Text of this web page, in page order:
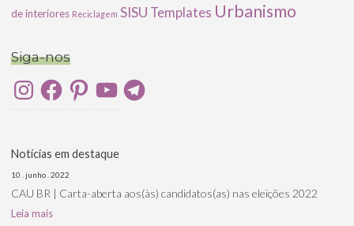
de interiores Reciclagem SISU Templates Urbanismo
Siga-nos
InstagramFacebookPinterestYouTubeTelegram
Notícias em destaque
10 . junho . 2022
CAU BR | Carta-aberta aos(às) candidatos(as) nas eleições 2022
Leia mais